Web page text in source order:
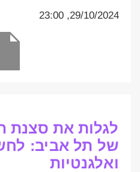
29/10/2024, 23:00
לגלות את סצנת
של תל אביב:
ואלגנטיות